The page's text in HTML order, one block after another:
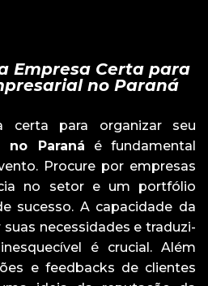
Empresa Certa para
no Paraná
certa para organizar seu
no Paraná é fundamental
Procure por empresas
no setor e um portfólio
sucesso. A capacidade da
necessidades e traduzi-
é crucial. Além
e feedbacks de clientes